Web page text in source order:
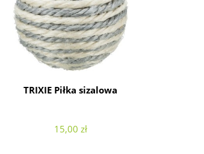
TRIXIE Piłka sizalowa
15,00 zł